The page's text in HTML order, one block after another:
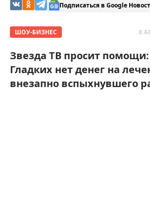
Подписаться в Google
ШОУ-БИЗНЕС 8
Звезда ТВ просит
Гладких нет денег на
внезапно вспыхнувшего